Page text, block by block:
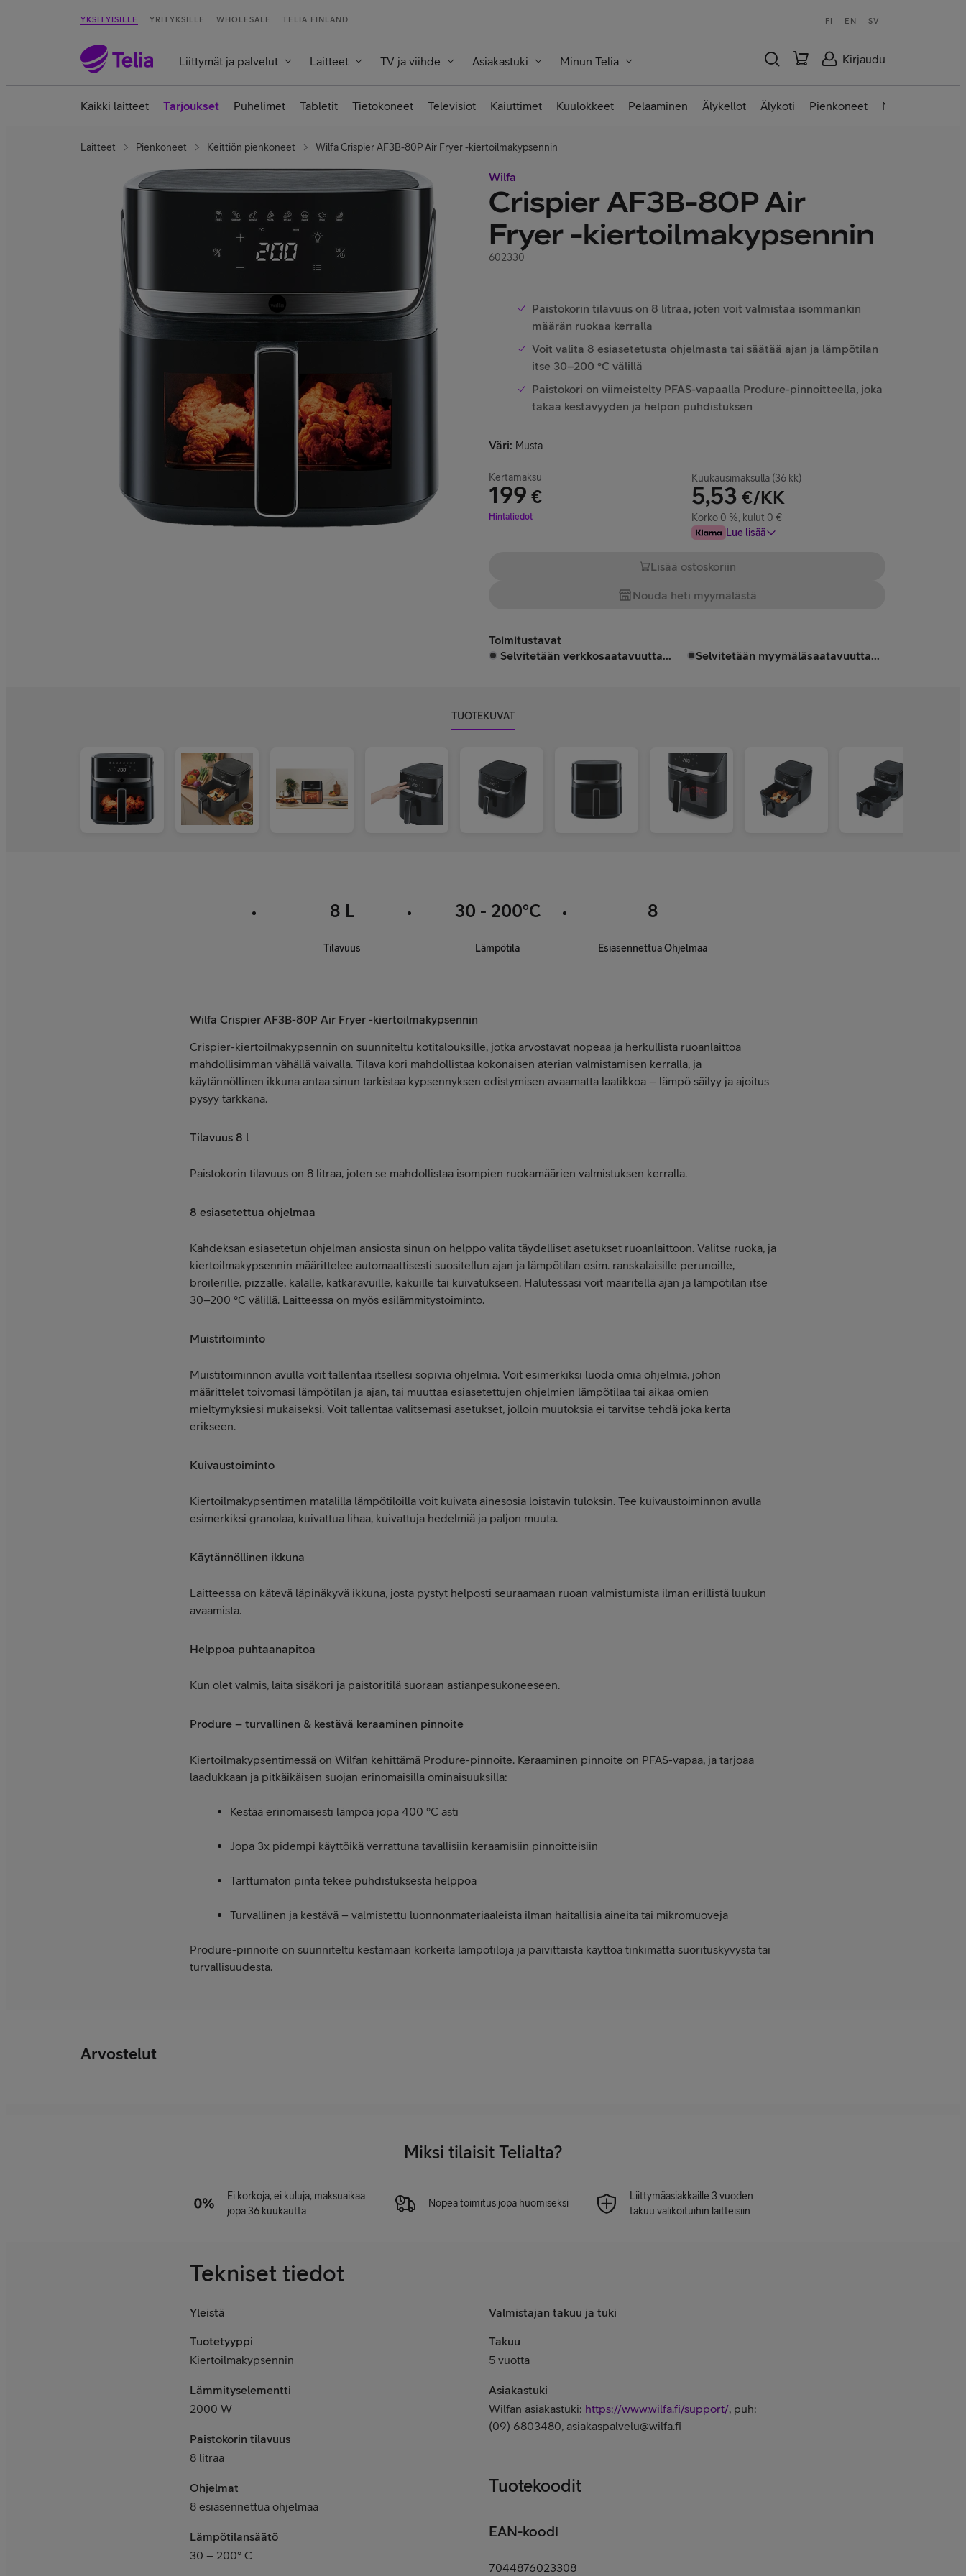
YKSITYISILLE YRITYKSILLE WHOLESALE TELIA FINLAND FI EN SV
Liittymät ja palvelut Laitteet TV ja viihde Asiakastuki Minun Telia Kirjaudu
Kaikki laitteet Tarjoukset Puhelimet Tabletit Tietokoneet Televisiot Kaiuttimet Kuulokkeet Pelaaminen Älykellot Älykoti Pienkoneet Nettilaitteet
Laitteet Pienkoneet Keittiön pienkoneet Wilfa Crispier AF3B-80P Air Fryer -kiertoilmakypsennin
Wilfa
Crispier AF3B-80P Air
Fryer -kiertoilmakypsennin
602330
Paistokorin tilavuus on 8 litraa, joten voit valmistaa isommankin
määrän ruokaa kerralla
Voit valita 8 esiasetetusta ohjelmasta tai säätää ajan ja lämpötilan
itse 30–200 °C välillä
Paistokori on viimeistelty PFAS-vapaalla Produre-pinnoitteella, joka
takaa kestävyyden ja helpon puhdistuksen
Väri: Musta
Kertamaksu
199 €
Hinta 199 €
Hintatiedot
Kuukausimaksulla (36 kk)
5,53 €/KK
Korko 0 %, kulut 0 €
Lue lisää
Lisää ostoskoriin
Nouda heti myymälästä
Toimitustavat
Selvitetään verkkosaatavuutta...
Selvitetään myymäläsaatavuutta...
TUOTEKUVAT
8 L
Tilavuus
30 - 200°C
Lämpötila
8
Esiasennettua Ohjelmaa
Wilfa Crispier AF3B-80P Air Fryer -kiertoilmakypsennin
Crispier-kiertoilmakypsennin on suunniteltu kotitalouksille, jotka arvostavat nopeaa ja herkullista ruoanlaittoa
mahdollisimman vähällä vaivalla. Tilava kori mahdollistaa kokonaisen aterian valmistamisen kerralla, ja
käytännöllinen ikkuna antaa sinun tarkistaa kypsennyksen edistymisen avaamatta laatikkoa – lämpö säilyy ja ajoitus
pysyy tarkkana.
Tilavuus 8 l
Paistokorin tilavuus on 8 litraa, joten se mahdollistaa isompien ruokamäärien valmistuksen kerralla.
8 esiasetettua ohjelmaa
Kahdeksan esiasetetun ohjelman ansiosta sinun on helppo valita täydelliset asetukset ruoanlaittoon. Valitse ruoka, ja
kiertoilmakypsennin määrittelee automaattisesti suositellun ajan ja lämpötilan esim. ranskalaisille perunoille,
broilerille, pizzalle, kalalle, katkaravuille, kakuille tai kuivatukseen. Halutessasi voit määritellä ajan ja lämpötilan itse
30–200 °C välillä. Laitteessa on myös esilämmitystoiminto.
Muistitoiminto
Muistitoiminnon avulla voit tallentaa itsellesi sopivia ohjelmia. Voit esimerkiksi luoda omia ohjelmia, johon
määrittelet toivomasi lämpötilan ja ajan, tai muuttaa esiasetettujen ohjelmien lämpötilaa tai aikaa omien
mieltymyksiesi mukaiseksi. Voit tallentaa valitsemasi asetukset, jolloin muutoksia ei tarvitse tehdä joka kerta
erikseen.
Kuivaustoiminto
Kiertoilmakypsentimen matalilla lämpötiloilla voit kuivata ainesosia loistavin tuloksin. Tee kuivaustoiminnon avulla
esimerkiksi granolaa, kuivattua lihaa, kuivattuja hedelmiä ja paljon muuta.
Käytännöllinen ikkuna
Laitteessa on kätevä läpinäkyvä ikkuna, josta pystyt helposti seuraamaan ruoan valmistumista ilman erillistä luukun
avaamista.
Helppoa puhtaanapitoa
Kun olet valmis, laita sisäkori ja paistoritilä suoraan astianpesukoneeseen.
Produre – turvallinen & kestävä keraaminen pinnoite
Kiertoilmakypsentimessä on Wilfan kehittämä Produre-pinnoite. Keraaminen pinnoite on PFAS-vapaa, ja tarjoaa
laadukkaan ja pitkäikäisen suojan erinomaisilla ominaisuuksilla:
Kestää erinomaisesti lämpöä jopa 400 °C asti
Jopa 3x pidempi käyttöikä verrattuna tavallisiin keraamisiin pinnoitteisiin
Tarttumaton pinta tekee puhdistuksesta helppoa
Turvallinen ja kestävä – valmistettu luonnonmateriaaleista ilman haitallisia aineita tai mikromuoveja
Produre-pinnoite on suunniteltu kestämään korkeita lämpötiloja ja päivittäistä käyttöä tinkimättä suorituskyvystä tai
turvallisuudesta.
Arvostelut
Miksi tilaisit Telialta?
Ei korkoja, ei kuluja, maksuaikaa
jopa 36 kuukautta
Nopea toimitus jopa huomiseksi
Liittymäasiakkaille 3 vuoden
takuu valikoituihin laitteisiin
Tekniset tiedot
Yleistä
Tuotetyyppi
Kiertoilmakypsennin
Lämmityselementti
2000 W
Paistokorin tilavuus
8 litraa
Ohjelmat
8 esiasennettua ohjelmaa
Lämpötilansäätö
30 – 200° C
Valmistajan takuu ja tuki
Takuu
5 vuotta
Asiakastuki
Wilfan asiakastuki: https://www.wilfa.fi/support/, puh:
(09) 6803480, asiakaspalvelu@wilfa.fi
Tuotekoodit
EAN-koodi
7044876023308